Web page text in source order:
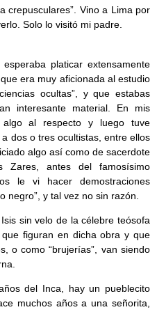
crepusculares”. Vino a Lima por
Solo lo visitó mi padre.
platicar extensamente
era muy aficionada al estudio
ocultas”, y que estabas
interesante material. En mis
algo al respecto y luego tuve
dos o tres ocultistas, entre ellos
algo así como de sacerdote
antes del famosísimo
le vi hacer demostraciones
negro”, y tal vez no sin razón.
sin velo de la célebre teósofa
figuran en dicha obra y que
o como “brujerías”, van siendo
del Inca, hay un pueblecito
muchos años a una señorita,